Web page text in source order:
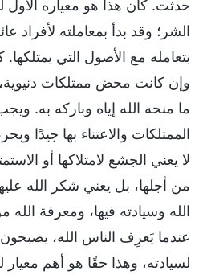
حدثت. كان هذا هو معياره الأول
الشر؛ وقد بدأ بمعاملته لأفراد
بتعامله مع الأصول التي
وإن كانت محض ممتلكات
ما منحه الله إياه وباركه به.
الممتلكات والاعتناء بها جيدًا
لا يعني الجشع لامتلاكها أو
من أجلها، بل يعني شكر الله
الله وسيادته فيها، ومعرفة الله
عندما يَعرِف الناس الله،
لسيادته، وهذا حقًا هو أهم